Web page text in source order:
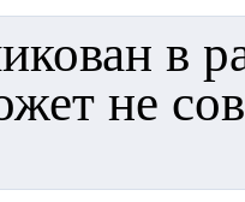
в
не